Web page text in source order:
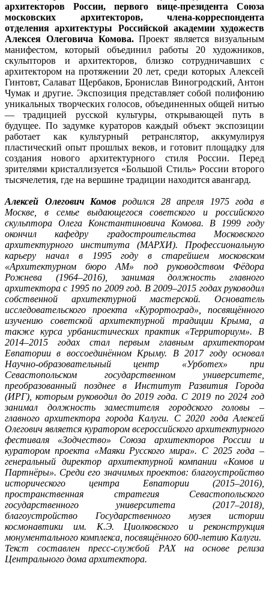
архитекторов России, первого вице-президента Союза
московских архитекторов, члена-корреспондента
отделения архитектуры Российской академии художеств
Алексея Олеговича Комова.Проект является визуальным
манифестом, который объединил работы 20 художников,
скульпторов и архитекторов, близко сотрудничавших с
архитектором на протяжении 20 лет, среди которых Алексей
Гинтовт, Салават Щербаков, Бронислав Виногродский, Антон
Чумак и другие. Экспозиция представляет собой полифонию
уникальных творческих голосов, объединенных общей нитью
— традицией русской культуры, открывающей путь в
будущее. По задумке кураторов каждый объект экспозиции
работает как культурный ретранслятор, аккумулируя
пластический опыт прошлых веков, и готовит площадку для
создания нового архитектурного стиля России. Перед
зрителями кристаллизуется «Большой Стиль» России второго
тысячелетия, где на вершине традиции находится авангард.
Алексей Олегович Комов родился 28 апреля 1975 года в
Москве, в семье выдающегося советского и российского
скульптора Олега Константиновича Комова. В 1999 году
окончил кафедру градостроительства Московского
архитектурного института (МАРХИ). Профессиональную
карьеру начал в 1995 году в старейшем московском
«Архитектурном бюро АМ» под руководством Фёдора
Рожнева (1964–2016), занимая должность главного
архитектора с 1995 по 2009 год. В 2009–2015 годах руководил
собственной архитектурной мастерской. Основатель
исследовательского проекта «Курортоград», посвящённого
изучению советской архитектурной традиции Крыма, а
также курса урбанистических практик «Территориум». В
2014–2015 годах стал первым главным архитектором
Евпатории в воссоединённом Крыму. В 2017 году основал
Научно-образовательный центр «Урботех» при
Севастопольском государственном университете,
преобразованный позднее в Институт Развития Города
(ИРГ), которым руководил до 2019 года. С 2019 по 2024 год
занимал должность заместителя городского головы –
главного архитектора города Калуги. С 2020 года Алексей
Олегович является куратором всероссийского архитектурного
фестиваля «Зодчество» Союза архитекторов России и
куратором проекта «Маяки Русского мира». С 2025 года –
генеральный директор архитектурной компании «Комов и
Партнёры». Среди его значимых проектов: благоустройство
исторического центра Евпатории (2015–2016),
пространственная стратегия Севастопольского
государственного университета (2017–2018),
благоустройство Государственного музея истории
космонавтики им. К.Э. Циолковского и реконструкция
монументального комплекса, посвящённого 600-летию Калуги.
Текст составлен пресс-службой РАХ на основе релиза
Центрального дома архитектора.